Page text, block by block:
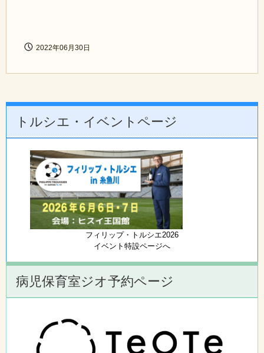
2022年06月30日
トルシエ・イベントページ
フィリップ・トルシエ2026
イベント特設ページへ
病児保育室ジオ予約ページ